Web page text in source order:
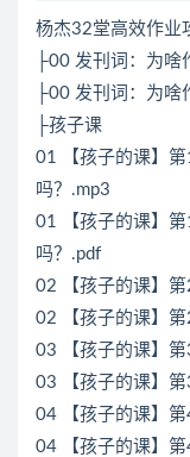
杨杰32堂高效作业
├00 发刊词：为啥
├00 发刊词：为啥
├孩子课
01 【孩子的课】
吗？.mp3
01 【孩子的课】
吗？.pdf
02 【孩子的课】
02 【孩子的课】
03 【孩子的课】
03 【孩子的课】
04 【孩子的课】
04 【孩子的课】